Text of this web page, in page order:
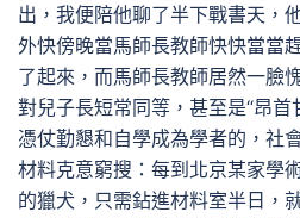
出，我便陪他聊了半下戰書天，
外快傍晚當馬師長教師快快當當
了起來，而馬師長教師居然一臉
對兒子長短常同等，甚至是“昂
憑仗勤懇和自學成為學者的，社
材料克意窮搜：每到北京某家學
的獵犬，只需鉆進材料室半日，